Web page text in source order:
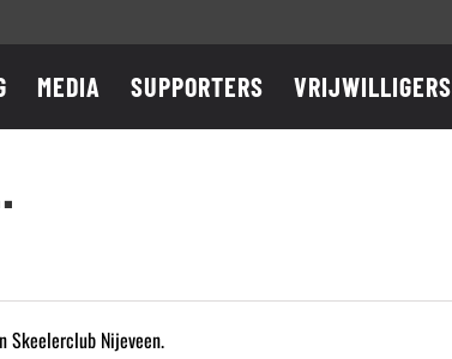
MEDIA SUPPORTERS VRIJWILLIGERS
Skeelerclub Nijeveen.